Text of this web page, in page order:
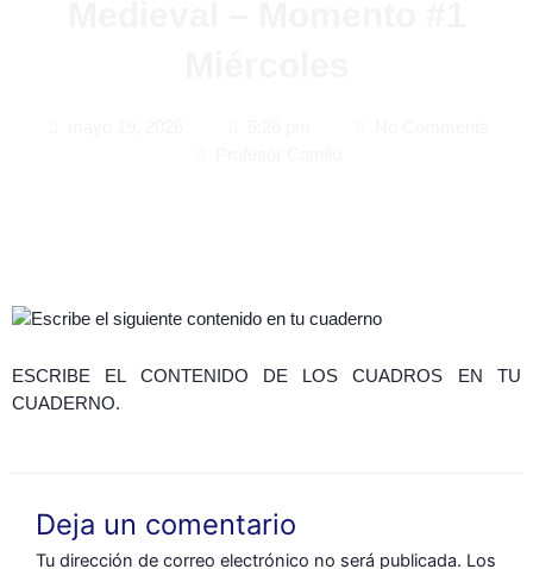
ESCRIBE EL CONTENIDO DE LOS CUADROS EN TU
CUADERNO.
Deja un comentario
Tu dirección de correo electrónico no será publicada. Los